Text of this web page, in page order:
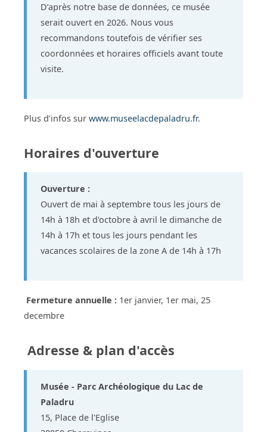
D’après notre base de données, ce musée
serait ouvert en 2026. Nous vous
recommandons toutefois de vérifier ses
coordonnées et horaires officiels avant toute
visite.
Plus d’infos sur www.museelacdepaladru.fr.
Horaires d'ouverture
Ouverture :
Ouvert de mai à septembre tous les jours de
14h à 18h et d'octobre à avril le dimanche de
14h à 17h et tous les jours pendant les
vacances scolaires de la zone A de 14h à 17h
Fermeture annuelle : 1er janvier, 1er mai, 25
decembre
Adresse & plan d'accès
Musée - Parc Archéologique du Lac de
Paladru
15, Place de l'Eglise